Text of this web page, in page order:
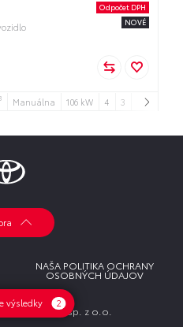
výsledky 2
Odpočet DPH
NOVÉ
3 Manuálna 106 kW 4 3
NAŠA POLITIKA OCHRANY
OSOBNÝCH ÚDAJOV
Europe sp. z o.o.